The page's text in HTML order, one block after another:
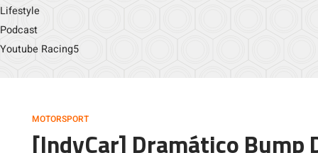
Lifestyle
Podcast
Youtube Racing5
MOTORSPORT
[IndyCar] Dramático Bump